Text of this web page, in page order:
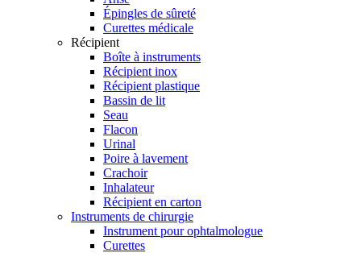
Épingles de sûreté
Curettes médicale
Récipient
Boîte à instruments
Récipient inox
Récipient plastique
Bassin de lit
Seau
Flacon
Urinal
Poire à lavement
Crachoir
Inhalateur
Récipient en carton
Instruments de chirurgie
Instrument pour ophtalmologue
Curettes